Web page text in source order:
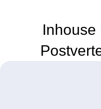
Inhouse